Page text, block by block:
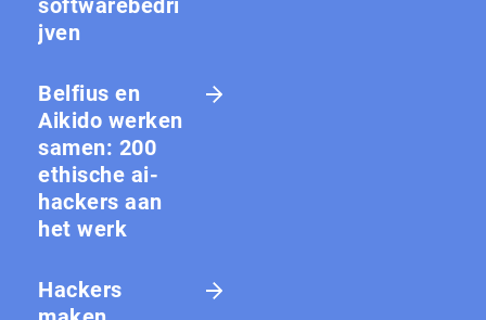
softwarebedri
jven
Belfius en
Aikido werken
samen: 200
ethische ai-
hackers aan
het werk
Hackers